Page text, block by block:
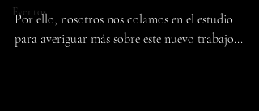
Eventos
Por ello, nosotros nos colamos en el estudio
para averiguar más sobre este nuevo trabajo...